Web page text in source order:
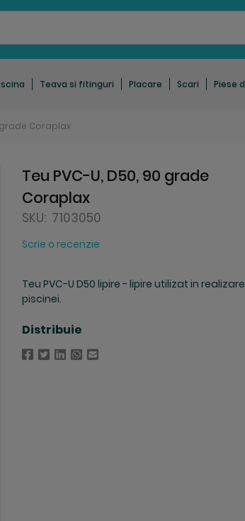
Teava si fitinguri Placare Scari Piese
grade Coraplax
Teu PVC-U, D50, 90 grade
Coraplax
SKU: 7103050
Scrie o recenzie
Teu PVC-U D50 lipire - lipire utilizat in
piscinei.
Distribuie